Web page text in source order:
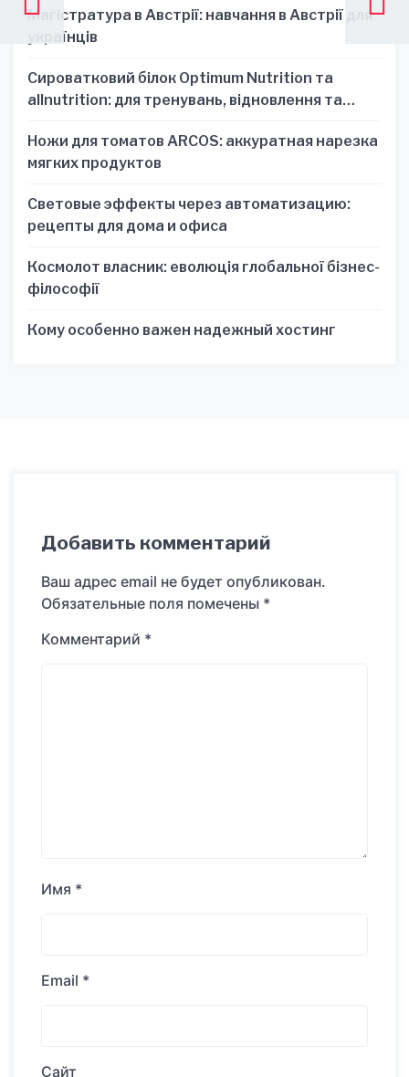
Магістратура в Австрії: навчання в Австрії для
українців
Сироватковий білок Optimum Nutrition та
allnutrition: для тренувань, відновлення та
Ножи для томатов ARCOS: аккуратная нарезка
мягких продуктов
Световые эффекты через автоматизацию:
рецепты для дома и офиса
Космолот власник: еволюція глобальної бізнес-
філософії
Кому особенно важен надежный хостинг
Добавить комментарий
Ваш адрес email не будет опубликован.
Обязательные поля помечены *
Комментарий *
Имя *
Email *
Сайт